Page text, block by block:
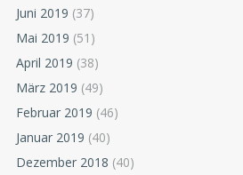
Juni 2019 (37)
Mai 2019 (51)
April 2019 (38)
März 2019 (49)
Februar 2019 (46)
Januar 2019 (40)
Dezember 2018 (40)